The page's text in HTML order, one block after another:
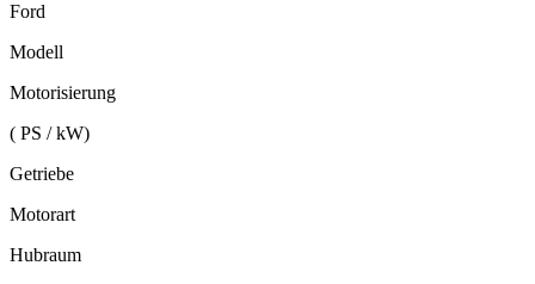
Ford
Modell
Motorisierung
( PS / kW)
Getriebe
Motorart
Hubraum